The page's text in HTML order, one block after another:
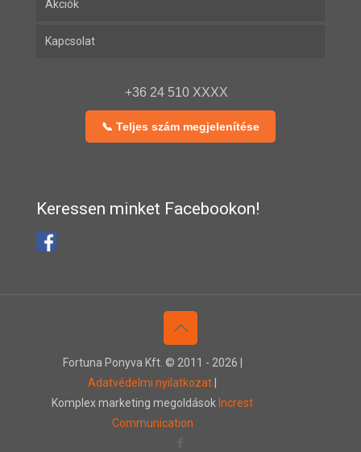
Akciók
Kapcsolat
+36 24 510 XXXX
📞 Teljes szám megjelenítése
Keressen minket Facebookon!
Fortuna Ponyva Kft. © 2011 - 2026 |
Adatvédelmi nyilatkozat
Komplex marketing megoldások Increst
Communication